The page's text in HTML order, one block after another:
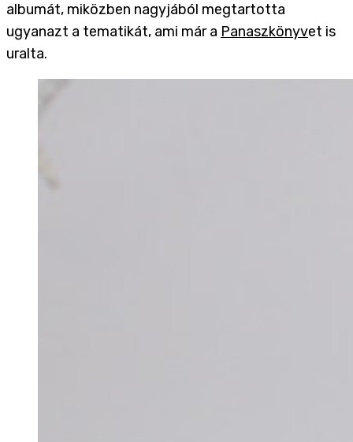
albumát, miközben nagyjából megtartotta
ugyanazt a tematikát, ami már a Panaszkönyvet is
uralta.